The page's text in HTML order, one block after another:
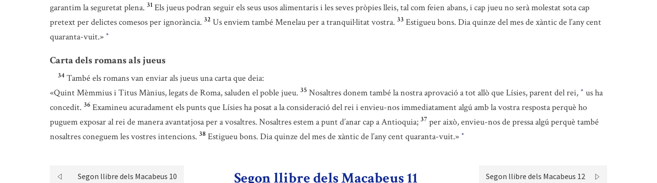
garantim la seguretat plena. 31 Els jueus podran seguir els seus usos alimentaris i les seves pròpies lleis, tal com feien abans, i cap jueu no serà molestat sota cap
pretext per delictes comesos per ignorància. 32 Us enviem també Menelau per a tranquil·litat vostra. 33 Estigueu bons. Dia quinze del mes de xàntic de l’any cent
quaranta-vuit.» *
Carta dels romans als jueus
34 També els romans van enviar als jueus una carta que deia:
«Quint Mèmmius i Titus Mànius, legats de Roma, saluden el poble jueu. 35 Nosaltres donem també la nostra aprovació a tot allò que Lísies, parent del rei, * us ha
concedit. 36 Examineu acuradament els punts que Lísies ha posat a la consideració del rei i envieu-nos immediatament algú amb la vostra resposta perquè ho
puguem exposar al rei de manera avantatjosa per a vosaltres. Nosaltres estem a punt d’anar cap a Antioquia; 37 per això, envieu-nos de pressa algú perquè també
nosaltres coneguem les vostres intencions. 38 Estigueu bons. Dia quinze del mes de xàntic de l’any cent quaranta-vuit.» *
Segon llibre dels Macabeus 10 Segon llibre dels Macabeus 11 Segon llibre dels Macabeus 12